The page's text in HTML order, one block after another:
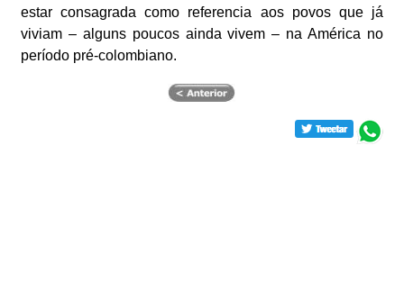
estar consagrada como referencia aos povos que já
viviam – alguns poucos ainda vivem – na América no
período pré-colombiano.